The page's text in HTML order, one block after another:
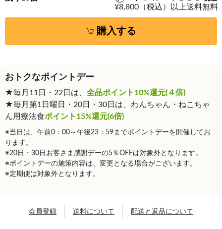
¥8,800（税込）以上送料無料
購入する
おトクなポイントデー
★毎月11日・22日は、 全品ポイント10%還元(４倍)
★毎月第1日曜日・20日・30日は、わんちゃん・ねこちゃ
ん用療法食ポイント15%還元(6倍)
※当日は、午前0：00～午後23：59までポイントデーを開催してお
ります。
※20日・30日お客さま感謝デーの5％OFFは対象外となります。
※ポイントデーの施策内容は、変更となる場合がございます。
※定期便は対象外となります。
会員登録 送料について 配送と返品について